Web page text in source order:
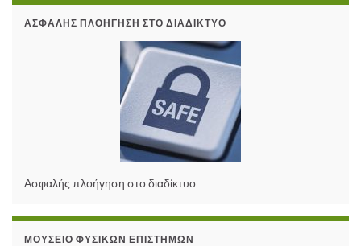
ΑΣΦΑΛΉΣ ΠΛΟΉΓΗΣΗ ΣΤΟ ΔΙΑΔΊΚΤΥΟ
Ασφαλής πλοήγηση στο διαδίκτυο
ΜΟΥΣΕΊΟ ΦΥΣΙΚΏΝ ΕΠΙΣΤΗΜΏΝ